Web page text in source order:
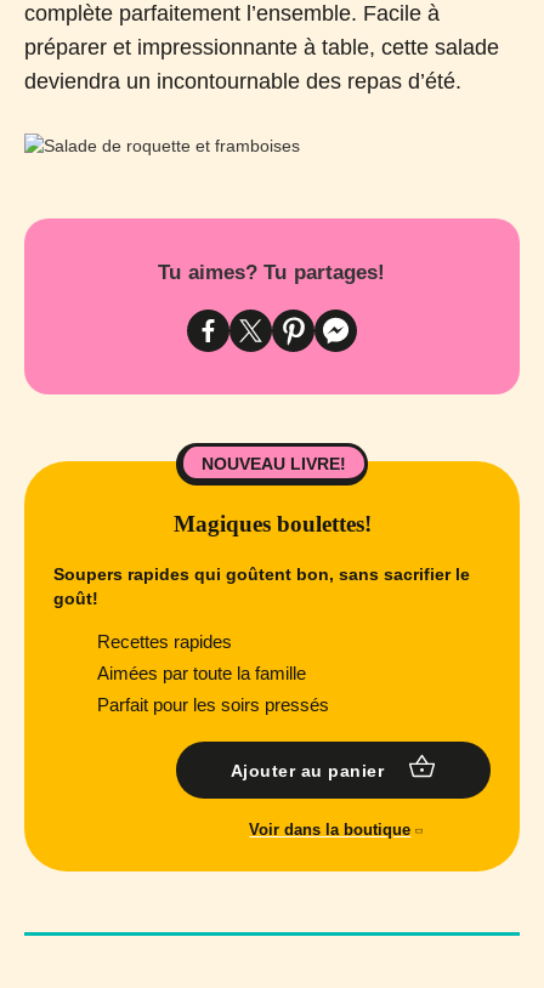
complète parfaitement l’ensemble. Facile à
préparer et impressionnante à table, cette salade
deviendra un incontournable des repas d’été.
Tu aimes? Tu partages!
NOUVEAU LIVRE!
Magiques boulettes!
Soupers rapides qui goûtent bon, sans sacrifier le
goût!
Recettes rapides
Aimées par toute la famille
Parfait pour les soirs pressés
Ajouter au panier
Voir dans la boutique